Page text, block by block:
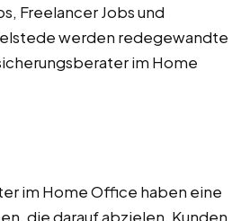
Freelancer Jobs und
werden redegewandte
im Home
im Home Office haben eine
die darauf abzielen, Kunden